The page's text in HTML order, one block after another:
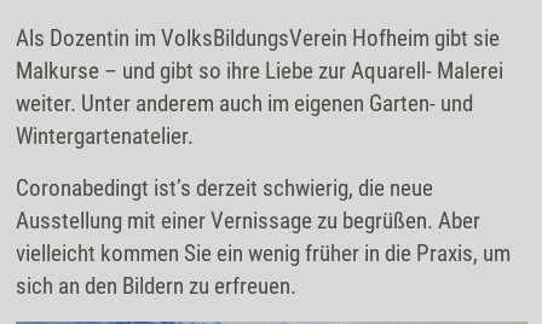
Als Dozentin im VolksBildungsVerein Hofheim gibt sie
Malkurse – und gibt so ihre Liebe zur Aquarell- Malerei
weiter. Unter anderem auch im eigenen Garten- und
Wintergartenatelier.
Coronabedingt ist’s derzeit schwierig, die neue
Ausstellung mit einer Vernissage zu begrüßen. Aber
vielleicht kommen Sie ein wenig früher in die Praxis, um
sich an den Bildern zu erfreuen.